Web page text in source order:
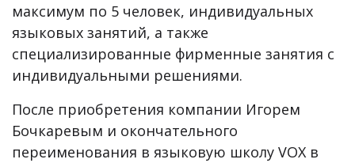
максимум по 5 человек, индивидуальных
языковых занятий, а также
специализированные фирменные занятия с
индивидуальными решениями.
После приобретения компании Игорем
Бочкаревым и окончательного
переименования в языковую школу VOX в